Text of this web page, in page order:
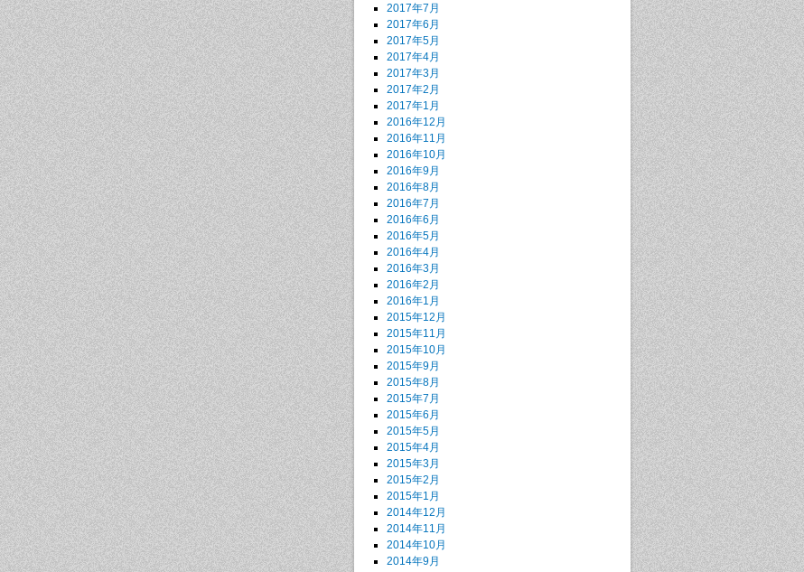
2017年7月
2017年6月
2017年5月
2017年4月
2017年3月
2017年2月
2017年1月
2016年12月
2016年11月
2016年10月
2016年9月
2016年8月
2016年7月
2016年6月
2016年5月
2016年4月
2016年3月
2016年2月
2016年1月
2015年12月
2015年11月
2015年10月
2015年9月
2015年8月
2015年7月
2015年6月
2015年5月
2015年4月
2015年3月
2015年2月
2015年1月
2014年12月
2014年11月
2014年10月
2014年9月